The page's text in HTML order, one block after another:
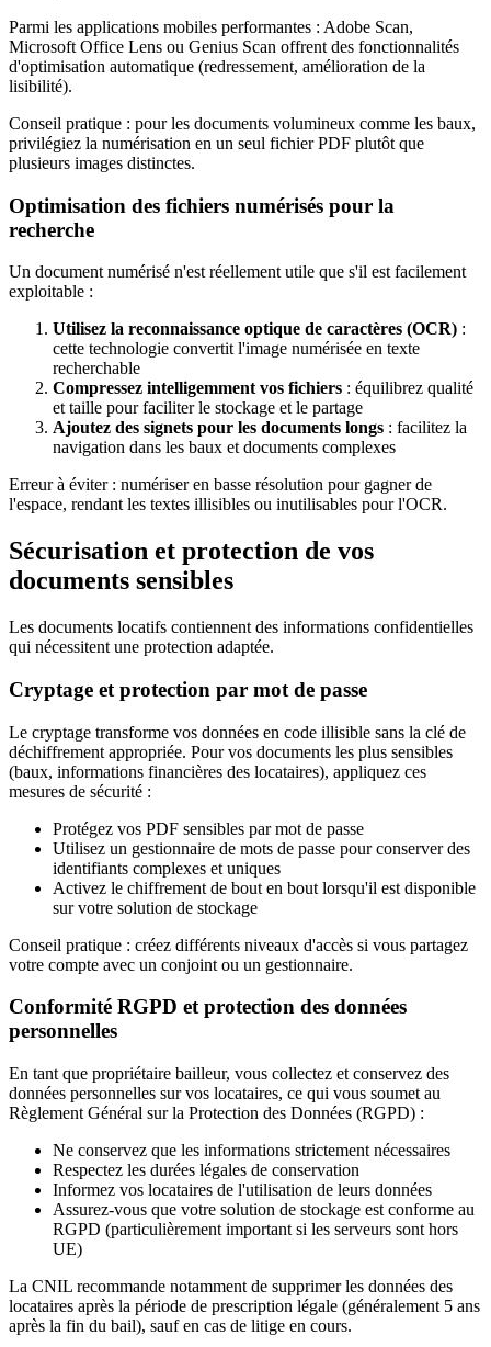
Parmi les applications mobiles performantes : Adobe Scan,
Microsoft Office Lens ou Genius Scan offrent des fonctionnalités
d'optimisation automatique (redressement, amélioration de la
lisibilité).
Conseil pratique : pour les documents volumineux comme les baux,
privilégiez la numérisation en un seul fichier PDF plutôt que
plusieurs images distinctes.
Optimisation des fichiers numérisés pour la
recherche
Un document numérisé n'est réellement utile que s'il est facilement
exploitable :
Utilisez la reconnaissance optique de caractères (OCR) :
cette technologie convertit l'image numérisée en texte
recherchable
Compressez intelligemment vos fichiers : équilibrez qualité
et taille pour faciliter le stockage et le partage
Ajoutez des signets pour les documents longs : facilitez la
navigation dans les baux et documents complexes
Erreur à éviter : numériser en basse résolution pour gagner de
l'espace, rendant les textes illisibles ou inutilisables pour l'OCR.
Sécurisation et protection de vos
documents sensibles
Les documents locatifs contiennent des informations confidentielles
qui nécessitent une protection adaptée.
Cryptage et protection par mot de passe
Le cryptage transforme vos données en code illisible sans la clé de
déchiffrement appropriée. Pour vos documents les plus sensibles
(baux, informations financières des locataires), appliquez ces
mesures de sécurité :
Protégez vos PDF sensibles par mot de passe
Utilisez un gestionnaire de mots de passe pour conserver des
identifiants complexes et uniques
Activez le chiffrement de bout en bout lorsqu'il est disponible
sur votre solution de stockage
Conseil pratique : créez différents niveaux d'accès si vous partagez
votre compte avec un conjoint ou un gestionnaire.
Conformité RGPD et protection des données
personnelles
En tant que propriétaire bailleur, vous collectez et conservez des
données personnelles sur vos locataires, ce qui vous soumet au
Règlement Général sur la Protection des Données (RGPD) :
Ne conservez que les informations strictement nécessaires
Respectez les durées légales de conservation
Informez vos locataires de l'utilisation de leurs données
Assurez-vous que votre solution de stockage est conforme au
RGPD (particulièrement important si les serveurs sont hors
UE)
La CNIL recommande notamment de supprimer les données des
locataires après la période de prescription légale (généralement 5 ans
après la fin du bail), sauf en cas de litige en cours.